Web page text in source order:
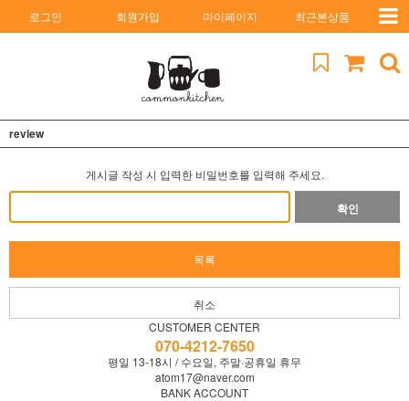
로그인 회원가입 마이페이지 최근본상품
review
게시글 작성 시 입력한 비밀번호를 입력해 주세요.
확인
목록
취소
CUSTOMER CENTER
070-4212-7650
평일 13-18시 / 수요일, 주말·공휴일 휴무
atom17@naver.com
BANK ACCOUNT